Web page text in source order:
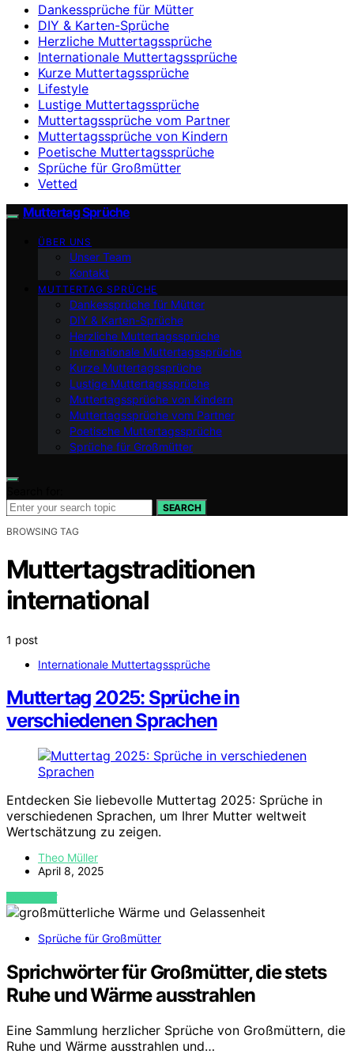
Dankessprüche für Mütter
DIY & Karten-Sprüche
Herzliche Muttertagssprüche
Internationale Muttertagssprüche
Kurze Muttertagssprüche
Lifestyle
Lustige Muttertagssprüche
Muttertagssprüche vom Partner
Muttertagssprüche von Kindern
Poetische Muttertagssprüche
Sprüche für Großmütter
Vetted
Muttertag Sprüche
ÜBER UNS
Unser Team
Kontakt
MUTTERTAG SPRÜCHE
Dankessprüche für Mütter
DIY & Karten-Sprüche
Herzliche Muttertagssprüche
Internationale Muttertagssprüche
Kurze Muttertagssprüche
Lustige Muttertagssprüche
Muttertagssprüche von Kindern
Muttertagssprüche vom Partner
Poetische Muttertagssprüche
Sprüche für Großmütter
SEARCH
BROWSING TAG
Muttertagstraditionen
international
1 post
Internationale Muttertagssprüche
Muttertag 2025: Sprüche in
verschiedenen Sprachen
Entdecken Sie liebevolle Muttertag 2025: Sprüche in
verschiedenen Sprachen, um Ihrer Mutter weltweit
Wertschätzung zu zeigen.
Theo Müller
April 8, 2025
VIEW POST
Sprüche für Großmütter
Sprichwörter für Großmütter, die stets
Ruhe und Wärme ausstrahlen
Eine Sammlung herzlicher Sprüche von Großmüttern, die
Ruhe und Wärme ausstrahlen und…